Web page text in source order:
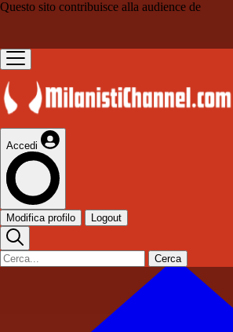
Questo sito contribuisce alla audience de
Accedi
Modifica profilo Logout
Cerca